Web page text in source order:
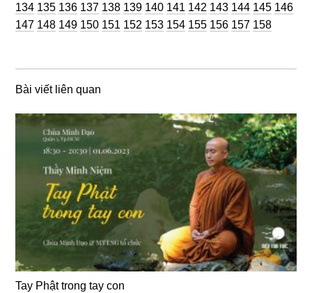
134 Trang
135 Trang
136 Trang
137 Trang
138 Trang
139 Trang
140 Trang
141 Trang
142 Trang
143 Trang
144 Trang
145 Trang
146
147 Trang
148 Trang
149 Trang
150 Trang
151 Trang
152 Trang
153 Trang
154 Trang
155 Trang
156 Trang
157 Trang
158
Bài viết liên quan
Tay Phật trong tay con